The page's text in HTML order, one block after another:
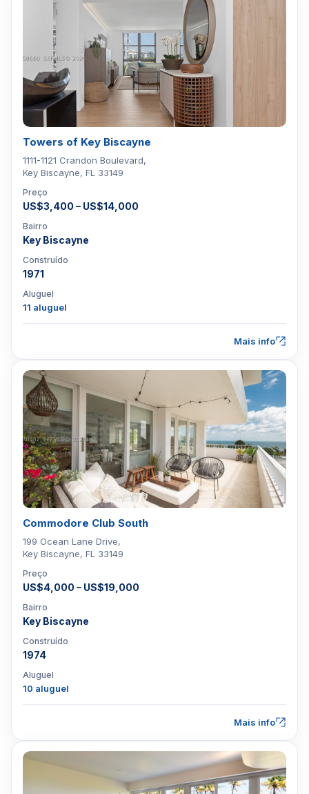
Towers of Key Biscayne
1111-1121 Crandon Boulevard,
Key Biscayne, FL 33149
Preço
US$3,400 – US$14,000
Bairro
Key Biscayne
Construído
1971
Aluguel
11 aluguel
Mais info
Commodore Club South
199 Ocean Lane Drive,
Key Biscayne, FL 33149
Preço
US$4,000 – US$19,000
Bairro
Key Biscayne
Construído
1974
Aluguel
10 aluguel
Mais info